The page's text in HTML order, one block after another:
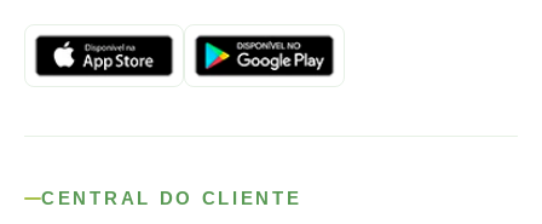
CENTRAL DO CLIENTE